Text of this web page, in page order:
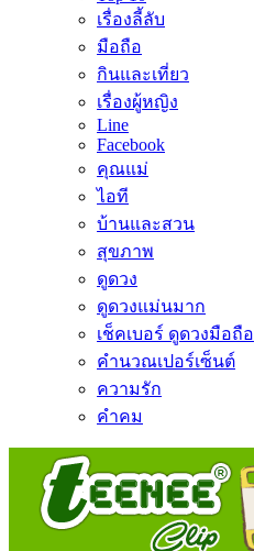
เรื่องลี้ลับ
มือถือ
กินและเที่ยว
เรื่องผู้หญิง
Line
Facebook
คุณแม่
ไอที
บ้านและสวน
สุขภาพ
ดูดวง
ดูดวงแม่นมาก
เช็คเบอร์ ดูดวงมือถือ
คำนวณเปอร์เซ็นต์
ความรัก
คำคม